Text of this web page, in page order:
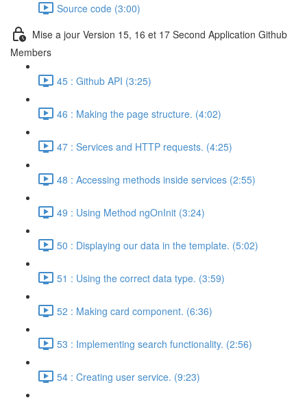
Source code (3:00)
Mise a jour Version 15, 16 et 17 Second Application Github
Members
45 : Github API (3:25)
46 : Making the page structure. (4:02)
47 : Services and HTTP requests. (4:25)
48 : Accessing methods inside services (2:55)
49 : Using Method ngOnInit (3:24)
50 : Displaying our data in the template. (5:02)
51 : Using the correct data type. (3:59)
52 : Making card component. (6:36)
53 : Implementing search functionality. (2:56)
54 : Creating user service. (9:23)